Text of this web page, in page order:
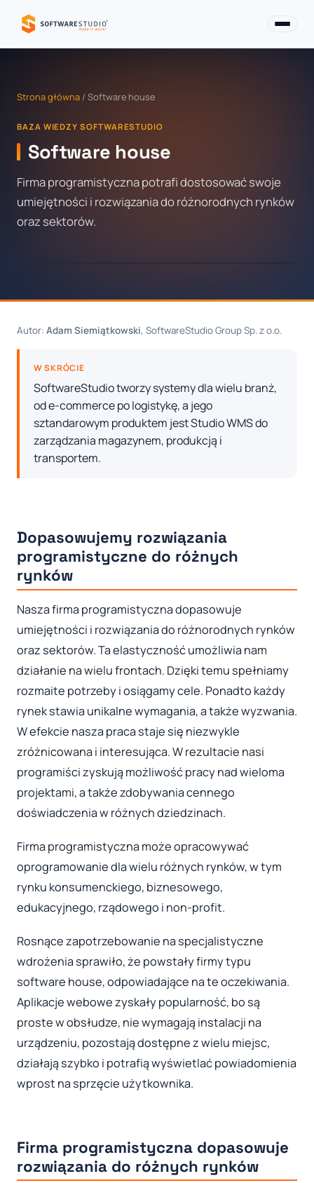
Strona główna / Software house
BAZA WIEDZY SOFTWARESTUDIO
Software house
Firma programistyczna potrafi dostosować swoje
umiejętności i rozwiązania do różnorodnych rynków
oraz sektorów.
Autor: Adam Siemiątkowski, SoftwareStudio Group Sp. z o.o.
W SKRÓCIE
SoftwareStudio tworzy systemy dla wielu branż,
od e-commerce po logistykę, a jego
sztandarowym produktem jest Studio WMS do
zarządzania magazynem, produkcją i
transportem.
Dopasowujemy rozwiązania
programistyczne do różnych
rynków
Nasza firma programistyczna dopasowuje
umiejętności i rozwiązania do różnorodnych rynków
oraz sektorów. Ta elastyczność umożliwia nam
działanie na wielu frontach. Dzięki temu spełniamy
rozmaite potrzeby i osiągamy cele. Ponadto każdy
rynek stawia unikalne wymagania, a także wyzwania.
W efekcie nasza praca staje się niezwykle
zróżnicowana i interesująca. W rezultacie nasi
programiści zyskują możliwość pracy nad wieloma
projektami, a także zdobywania cennego
doświadczenia w różnych dziedzinach.
Firma programistyczna może opracowywać
oprogramowanie dla wielu różnych rynków, w tym
rynku konsumenckiego, biznesowego,
edukacyjnego, rządowego i non-profit.
Rosnące zapotrzebowanie na specjalistyczne
wdrożenia sprawiło, że powstały firmy typu
software house, odpowiadające na te oczekiwania.
Aplikacje webowe zyskały popularność, bo są
proste w obsłudze, nie wymagają instalacji na
urządzeniu, pozostają dostępne z wielu miejsc,
działają szybko i potrafią wyświetlać powiadomienia
wprost na sprzęcie użytkownika.
Firma programistyczna dopasowuje
rozwiązania do różnych rynków